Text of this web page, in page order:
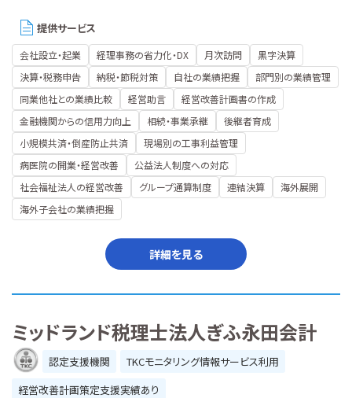
提供サービス
会社設立・起業 経理事務の省力化・DX 月次訪問
黒字決算
決算・税務申告
納税・節税対策 自社の業績把握
部門別の業績管理
同業他社との業績比較
経営助言
経営改善計画書の作成
金融機関からの信用力向上
相続・事業承継
後継者育成
小規模共済・倒産防止共済
現場別の工事利益管理
病医院の開業・経営改善
公益法人制度への対応
社会福祉法人の経営改善
グループ通算制度 連結決算
海外展開
海外子会社の業績把握
詳細を見る
ミッドランド税理士法人ぎふ永田会計
認定支援機関
TKCモニタリング情報サービス利用
経営改善計画策定支援実績あり